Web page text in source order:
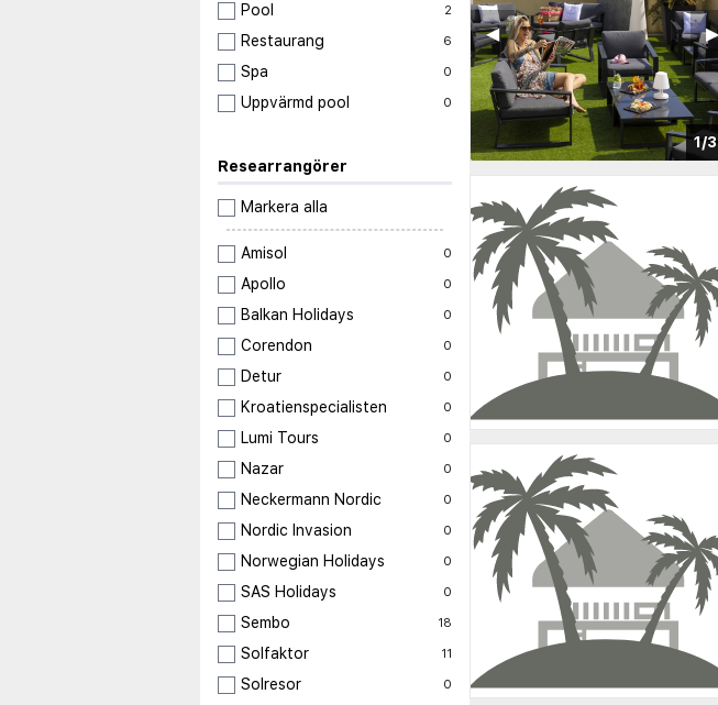
Pool 2
Restaurang 6
Spa 0
Uppvärmd pool 0
Researrangörer
Markera alla
Amisol 0
Apollo 0
Balkan Holidays 0
Corendon 0
Detur 0
Kroatienspecialisten 0
Lumi Tours 0
Nazar 0
Neckermann Nordic 0
Nordic Invasion 0
Norwegian Holidays 0
SAS Holidays 0
Sembo 18
Solfaktor 11
Solresor 0
1/
▶︎
◀︎